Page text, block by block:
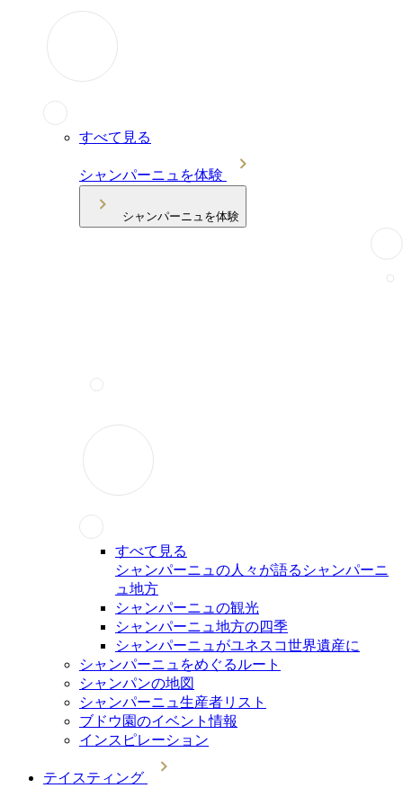
すべて見る
シャンパーニュを体験
シャンパーニュを体験
すべて見る
シャンパーニュの人々が語るシャンパーニ
ュ地方
シャンパーニュの観光
シャンパーニュ地方の四季
シャンパーニュがユネスコ世界遺産に
シャンパーニュをめぐるルート
シャンパンの地図
シャンパーニュ生産者リスト
ブドウ園のイベント情報
インスピレーション
テイスティング